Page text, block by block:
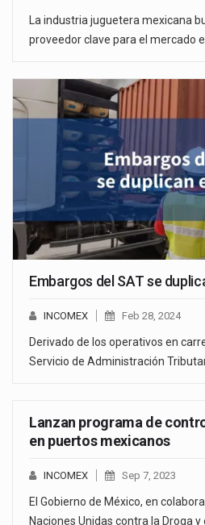
La industria juguetera mexicana
proveedor clave para el mercado
Embargos del SAT se
INCOMEX Feb 28, 2024
Derivado de los operativos en
Servicio de Administración
Lanzan programa de
en puertos mexicanos
INCOMEX Sep 7, 2023
El Gobierno de México, en
Naciones Unidas contra la Droga y